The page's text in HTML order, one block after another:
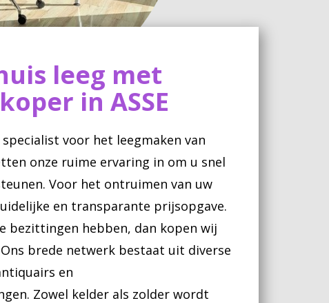
leeg met
in ASSE
voor het leegmaken van
onze ruime ervaring in om u snel
Voor het ontruimen van uw
en transparante prijsopgave.
bezittingen hebben, dan kopen wij
brede netwerk bestaat uit diverse
en
Zowel kelder als zolder wordt